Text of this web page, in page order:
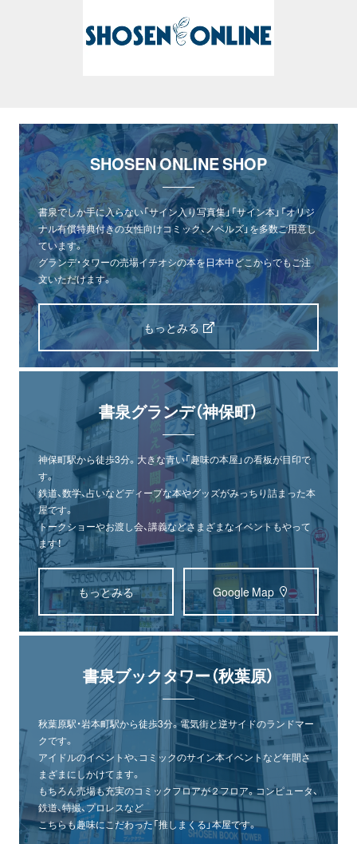
SHOSEN ONLINE SHOP
書泉でしか手に入らない「サイン入り写真集」「サイン本」「オリジ
ナル有償特典付きの女性向けコミック、ノベルズ」を多数ご用意し
ています。
グランデ・タワーの売場イチオシの本を日本中どこからでもご注
文いただけます。
もっとみる
書泉グランデ（神保町）
神保町駅から徒歩3分。大きな青い「趣味の本屋」の看板が目印で
す。
鉄道、数学、占いなどディープな本やグッズがみっちり詰まった本
屋です。
トークショーやお渡し会、講義などさまざまなイベントもやって
ます！
もっとみる Google Map
書泉ブックタワー（秋葉原）
秋葉原駅・岩本町駅から徒歩3分。電気街と逆サイドのランドマー
クです。
アイドルのイベントや、コミックのサイン本イベントなど年間さ
まざまにしかけてます。
もちろん売場も充実のコミックフロアが２フロア。コンピュータ、
鉄道、特撮、プロレスなど
こちらも趣味にこだわった「推しまくる」本屋です。